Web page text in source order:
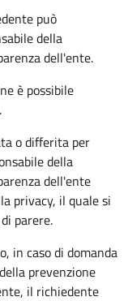
può
della
dell'ente.
è possibile
o differita per
della
dell'ente
privacy, il quale si
parere.
in caso di domanda
prevenzione
il richiedente